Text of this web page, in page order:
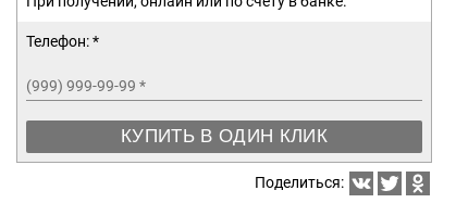
Телефон: *
(999) 999-99-99 *
КУПИТЬ В ОДИН КЛИК
Поделиться: